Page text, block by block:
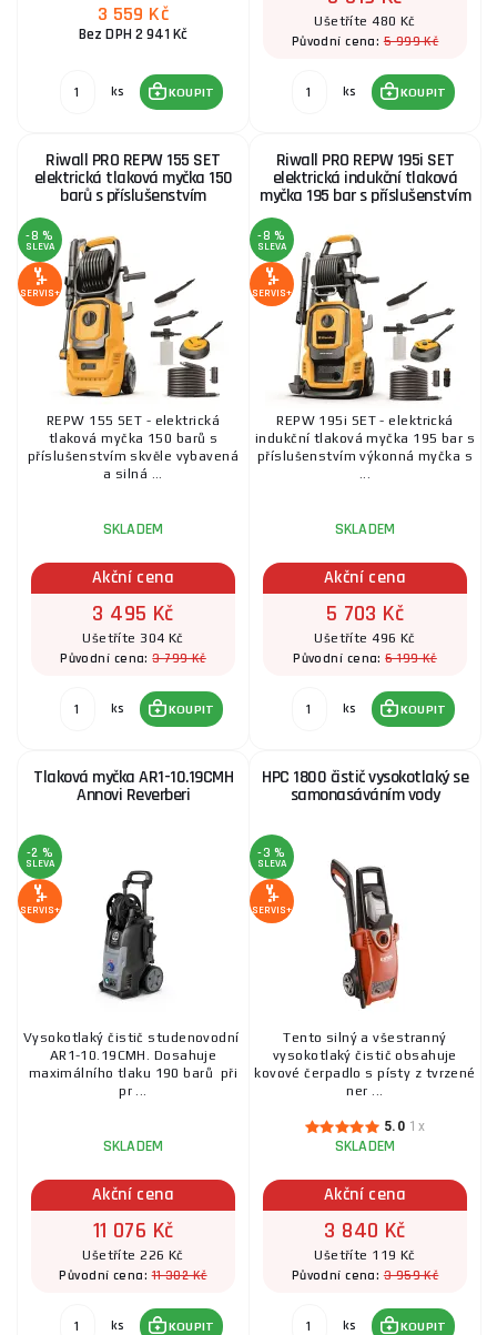
3 559 Kč
Bez DPH 2 941 Kč
ks KOUPIT
Ušetříte 480 Kč
Původní cena:5 999 Kč
ks KOUPIT
Riwall PRO REPW 155 SET
elektrická tlaková myčka 150
barů s příslušenstvím
-8 %
SLEVA
SERVIS+
REPW 155 SET - elektrická
tlaková myčka 150 barů s
příslušenstvím skvěle vybavená
a silná ...
SKLADEM
Akční cena
3 495 Kč
Ušetříte 304 Kč
Původní cena:3 799 Kč
ks KOUPIT
Riwall PRO REPW 195i SET
elektrická indukční tlaková
myčka 195 bar s příslušenstvím
-8 %
SLEVA
SERVIS+
REPW 195i SET - elektrická
indukční tlaková myčka 195 bar s
příslušenstvím výkonná myčka s
...
SKLADEM
Akční cena
5 703 Kč
Ušetříte 496 Kč
Původní cena:6 199 Kč
ks KOUPIT
Tlaková myčka AR1-10.19CMH
Annovi Reverberi
-2 %
SLEVA
SERVIS+
Vysokotlaký čistič studenovodní
AR1-10.19CMH. Dosahuje
maximálního tlaku 190 barů při
pr ...
SKLADEM
Akční cena
11 076 Kč
Ušetříte 226 Kč
Původní cena:11 302 Kč
ks KOUPIT
HPC 1800 čistič vysokotlaký se
samonasáváním vody
-3 %
SLEVA
SERVIS+
Tento silný a všestranný
vysokotlaký čistič obsahuje
kovové čerpadlo s písty z tvrzené
ner ...
5.0 1x
SKLADEM
Akční cena
3 840 Kč
Ušetříte 119 Kč
Původní cena:3 959 Kč
ks KOUPIT